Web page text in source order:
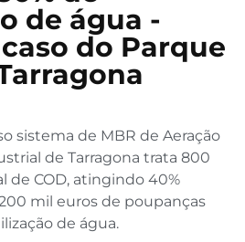
de água -
do Parque
sistema de MBR de Aeração
de Tarragona trata 800
de COD, atingindo 40%
mil euros de poupanças
de água.